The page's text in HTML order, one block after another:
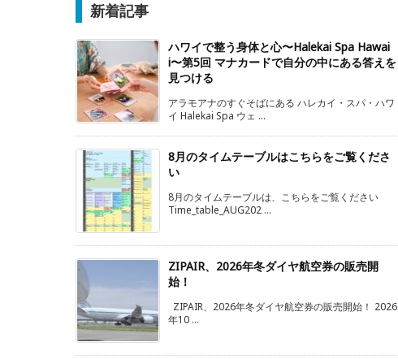
新着記事
ハワイで整う身体と心〜Halekai Spa Hawai
i〜第5回 マナカードで自分の中にある答えを
見つける
アラモアナのすぐそばにある ハレカイ・スパ・ハワ
イ Halekai Spa ウェ ...
8月のタイムテーブルはこちらをご覧くださ
い
8月のタイムテーブルは、こちらをご覧ください
Time_table_AUG202 ...
ZIPAIR、2026年冬ダイヤ航空券の販売開
始！
ZIPAIR、2026年冬ダイヤ航空券の販売開始！ 2026
年10 ...